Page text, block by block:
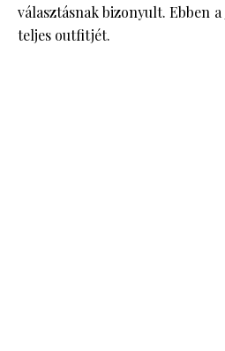
választásnak bizonyult. Ebben a
teljes outfitjét.